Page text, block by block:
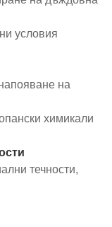
условия
на
химикали
течности,